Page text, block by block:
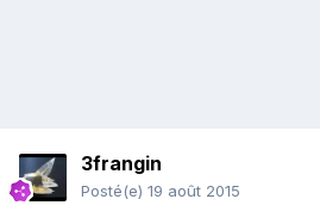
3frangin
Posté(e) 19 août 2015